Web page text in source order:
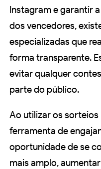
Instagram e garantir
dos vencedores,
especializadas que
forma transparente.
evitar qualquer
parte do público.
Ao utilizar os
ferramenta de
oportunidade de se
mais amplo,